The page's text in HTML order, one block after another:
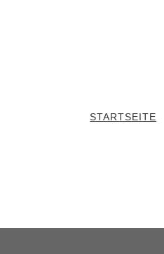
STARTSEITE